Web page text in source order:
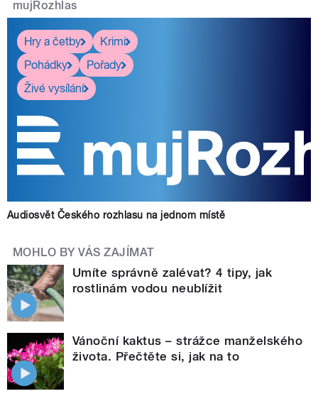
mujRozhlas
Hry a četby
Krimi
Pohádky
Pořady
Živé vysílání
Audiosvět Českého rozhlasu na jednom místě
MOHLO BY VÁS ZAJÍMAT
Umíte správně zalévat? 4 tipy, jak
rostlinám vodou neublížit
Vánoční kaktus – strážce manželského
života. Přečtěte si, jak na to